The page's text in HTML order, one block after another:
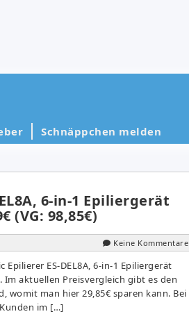
Schnäppchen melden
6-in-1 Epiliergerät
(VG: 98,85€)
Keine Kommentare
ES-DEL8A, 6-in-1 Epiliergerät
Im aktuellen Preisvergleich gibt es den
womit man hier 29,85€ sparen kann. Bei
im […]